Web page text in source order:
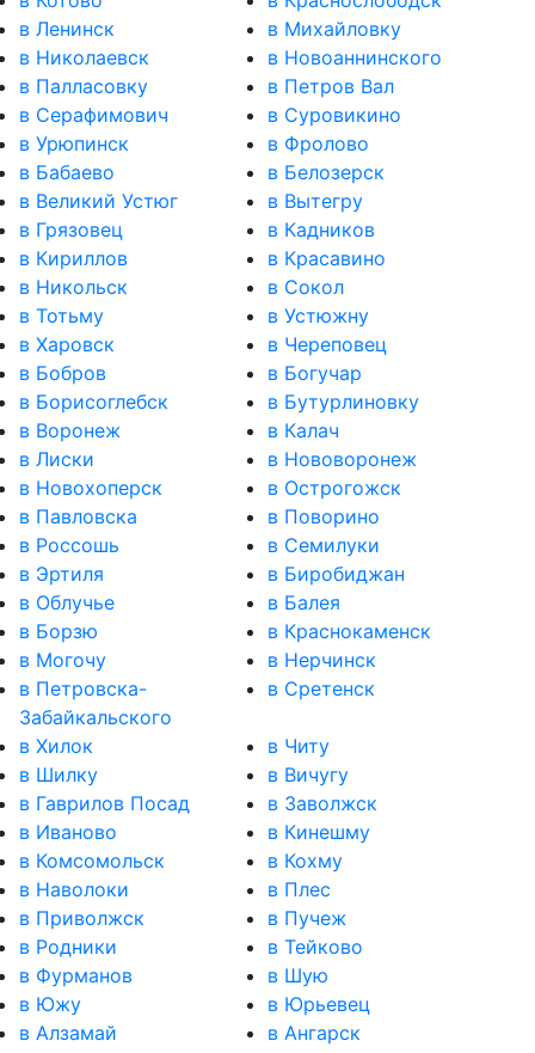
в Ленинск
в Михайловку
в Николаевск
в Новоаннинского
в Палласовку
в Петров Вал
в Серафимович
в Суровикино
в Урюпинск
в Фролово
в Бабаево
в Белозерск
в Великий Устюг
в Вытегру
в Грязовец
в Кадников
в Кириллов
в Красавино
в Никольск
в Сокол
в Тотьму
в Устюжну
в Харовск
в Череповец
в Бобров
в Богучар
в Борисоглебск
в Бутурлиновку
в Воронеж
в Калач
в Лиски
в Нововоронеж
в Новохоперск
в Острогожск
в Павловска
в Поворино
в Россошь
в Семилуки
в Эртиля
в Биробиджан
в Облучье
в Балея
в Борзю
в Краснокаменск
в Могочу
в Нерчинск
в Петровска-
Забайкальского
в Сретенск
в Хилок
в Читу
в Шилку
в Вичугу
в Гаврилов Посад
в Заволжск
в Иваново
в Кинешму
в Комсомольск
в Кохму
в Наволоки
в Плес
в Приволжск
в Пучеж
в Родники
в Тейково
в Фурманов
в Шую
в Южу
в Юрьевец
в Алзамай
в Ангарск